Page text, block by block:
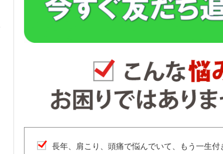
長年、肩こり、頭痛で悩んでいて、もう一生